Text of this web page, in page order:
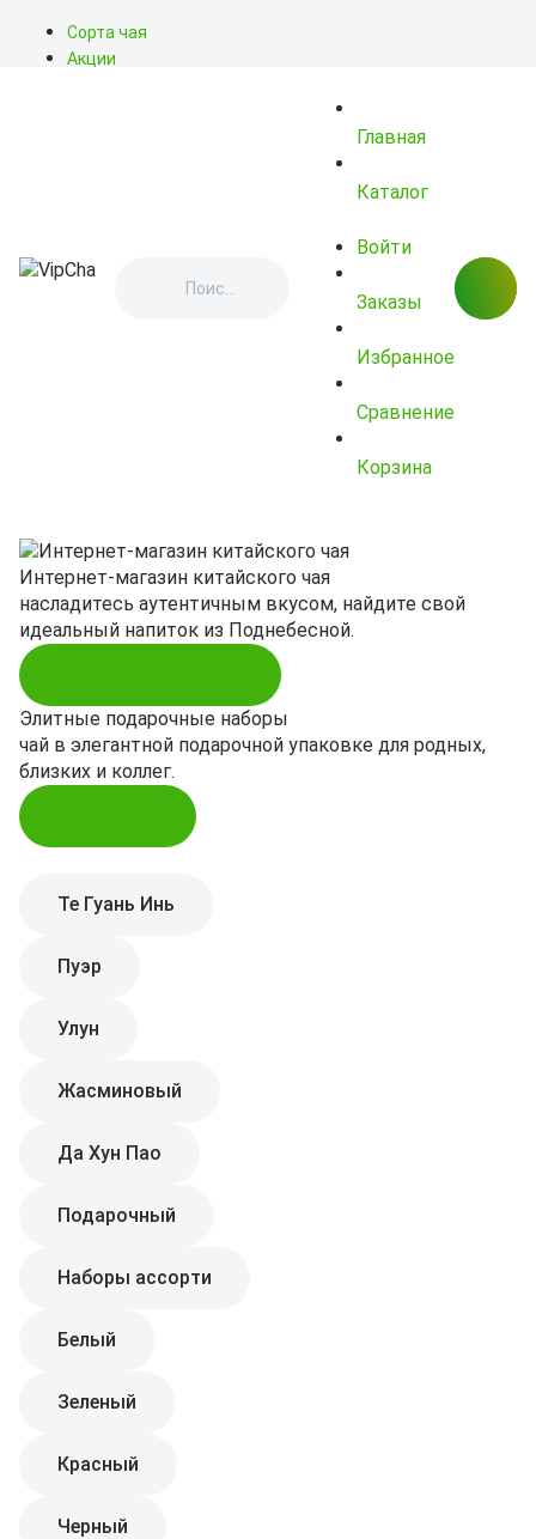
Сорта чая
Акции
Главная
Каталог
Войти
Заказы
Избранное
Сравнение
Корзина
Интернет-магазин китайского чая
насладитесь аутентичным вкусом, найдите свой
идеальный напиток из Поднебесной.
Элитные подарочные наборы
чай в элегантной подарочной упаковке для родных,
близких и коллег.
Те Гуань Инь
Пуэр
Улун
Жасминовый
Да Хун Пао
Подарочный
Наборы ассорти
Белый
Зеленый
Красный
Черный